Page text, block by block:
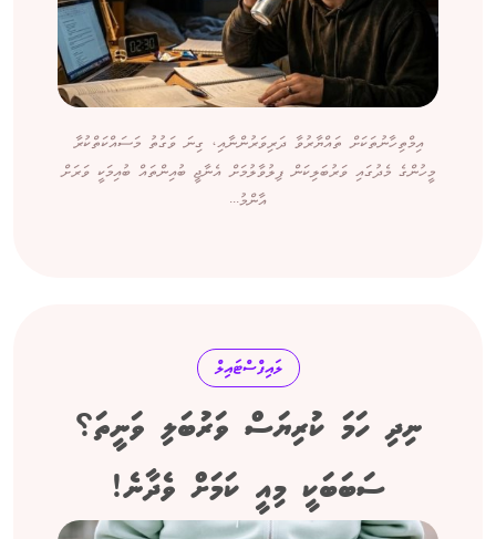
އިމްތިހާނުތަކަށް ތައްޔާރުވާ ދަރިވަރުންނާއި، ގިނަ ވަގުތު މަސައްކަތްކުރާ
މީހުންގެ މެދުގައި ވަރުބަލިކަން ފިލުވާލުމަށް އެނާޖީ ބުއިންތައް ބުއިމަކީ ވަރަށް
އާންމު...
ލައިފްސްޓައިލް
ނިދި ހަމަ ކުރިޔަސް ވަރުބަލި ވަނީތަ؟
ސަބަބަކީ މިއީ ކަމަށް ވެދާނެ!